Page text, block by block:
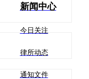
新闻中心
今日关注
律所动态
通知文件